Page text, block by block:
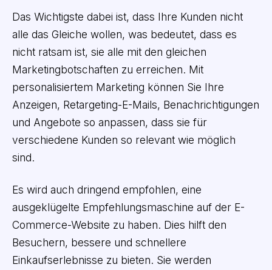
Das Wichtigste dabei ist, dass Ihre Kunden nicht
alle das Gleiche wollen, was bedeutet, dass es
nicht ratsam ist, sie alle mit den gleichen
Marketingbotschaften zu erreichen. Mit
personalisiertem Marketing können Sie Ihre
Anzeigen, Retargeting-E-Mails, Benachrichtigungen
und Angebote so anpassen, dass sie für
verschiedene Kunden so relevant wie möglich
sind.
Es wird auch dringend empfohlen, eine
ausgeklügelte Empfehlungsmaschine auf der E-
Commerce-Website zu haben. Dies hilft den
Besuchern, bessere und schnellere
Einkaufserlebnisse zu bieten. Sie werden